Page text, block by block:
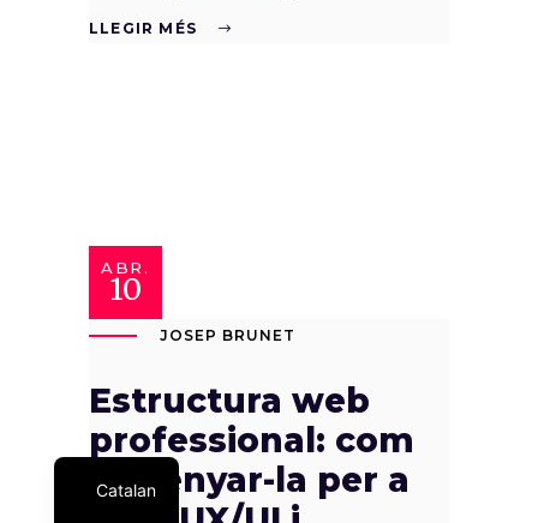
LLEGIR MÉS
ABR.
10
JOSEP BRUNET
Estructura web
professional: com
dissenyar-la per a
Catalan
Spanish